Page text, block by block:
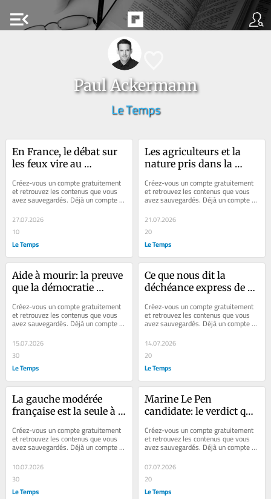
menu_open
Paul Ackermann
Le Temps
En France, le débat sur
les feux vire au
Créez-vous un compte gratuitement
et retrouvez les contenus que vous
avez sauvegardés. Déjà un compte ?
Se connecter Les avions militaires
mettent...
27.07.2026
10
Le Temps
Les agriculteurs et la
nature pris dans la
politique français
Créez-vous un compte gratuitement
et retrouvez les contenus que vous
avez sauvegardés. Déjà un compte ?
Se connecter Faites plaisir à vos...
21.07.2026
20
Le Temps
Aide à mourir: la preuve
que la démocratie
fonctionner malgré la
guerre culturelle
Créez-vous un compte gratuitement
et retrouvez les contenus que vous
avez sauvegardés. Déjà un compte ?
Se connecter «Cette après-midi...
15.07.2026
30
Le Temps
Ce que nous dit la
déchéance express de
Créez-vous un compte gratuitement
et retrouvez les contenus que vous
avez sauvegardés. Déjà un compte ?
Se connecter Faites plaisir à vos...
14.07.2026
20
Le Temps
La gauche modérée
française est la seule à
précampagne
présidentielle
Créez-vous un compte gratuitement
et retrouvez les contenus que vous
avez sauvegardés. Déjà un compte ?
Se connecter Faites plaisir à vos...
10.07.2026
30
Le Temps
Marine Le Pen
candidate: le verdict qui
présidentielle plus qu’il
ne la ferme
Créez-vous un compte gratuitement
et retrouvez les contenus que vous
avez sauvegardés. Déjà un compte ?
Se connecter Chaque semaine, nous
vous...
07.07.2026
20
Le Temps